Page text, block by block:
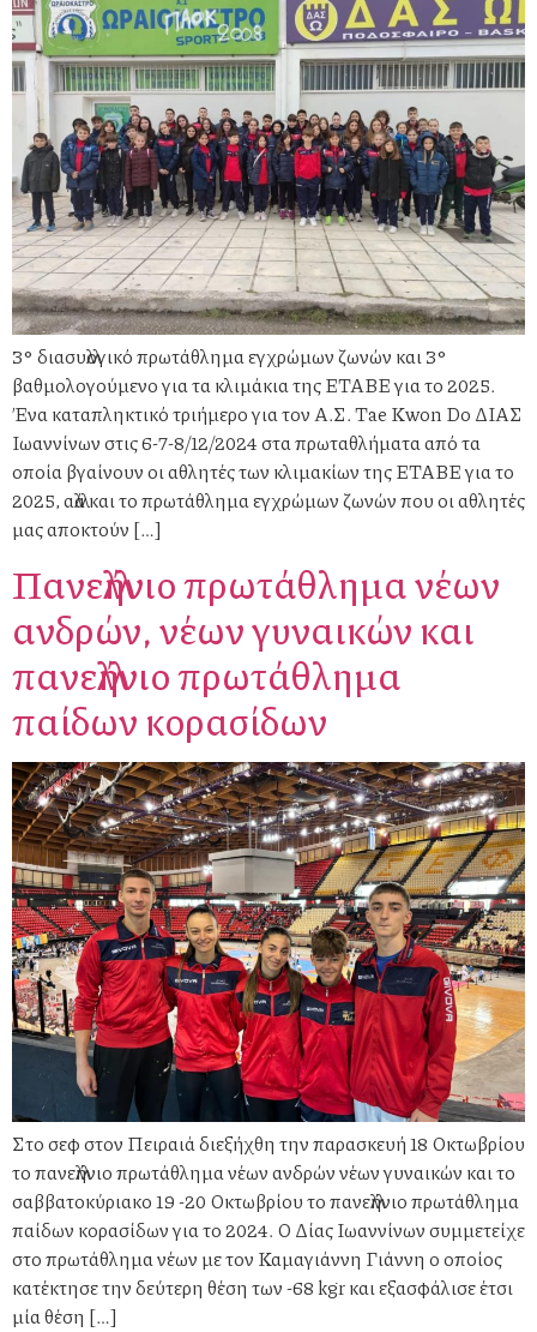
3° διασυλλογικό πρωτάθλημα εγχρώμων ζωνών και 3°
βαθμολογούμενο για τα κλιμάκια της ΕΤΑΒΕ για το 2025.
Ένα καταπληκτικό τριήμερο για τον Α.Σ. Tae Kwon Do ΔΙΑΣ
Ιωαννίνων στις 6-7-8/12/2024 στα πρωταθλήματα από τα
οποία βγαίνουν οι αθλητές των κλιμακίων της ΕΤΑΒΕ για το
2025, αλλά και το πρωτάθλημα εγχρώμων ζωνών που οι αθλητές
μας αποκτούν […]
Πανελλήνιο πρωτάθλημα νέων
ανδρών, νέων γυναικών και
πανελλήνιο πρωτάθλημα
παίδων κορασίδων
Στο σεφ στον Πειραιά διεξήχθη την παρασκευή 18 Οκτωβρίου
το πανελλήνιο πρωτάθλημα νέων ανδρών νέων γυναικών και το
σαββατοκύριακο 19 -20 Οκτωβρίου το πανελλήνιο πρωτάθλημα
παίδων κορασίδων για το 2024. Ο Δίας Ιωαννίνων συμμετείχε
στο πρωτάθλημα νέων με τον Καμαγιάννη Γιάννη ο οποίος
κατέκτησε την δεύτερη θέση των -68 kgr και εξασφάλισε έτσι
μία θέση […]